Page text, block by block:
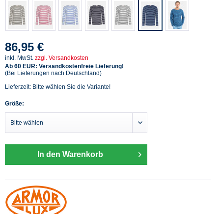
86,95 €
inkl. MwSt. zzgl. Versandkosten
Ab 60 EUR: Versandkostenfreie Lieferung!
(Bei Lieferungen nach Deutschland)
Lieferzeit: Bitte wählen Sie die Variante!
Größe:
In den Warenkorb